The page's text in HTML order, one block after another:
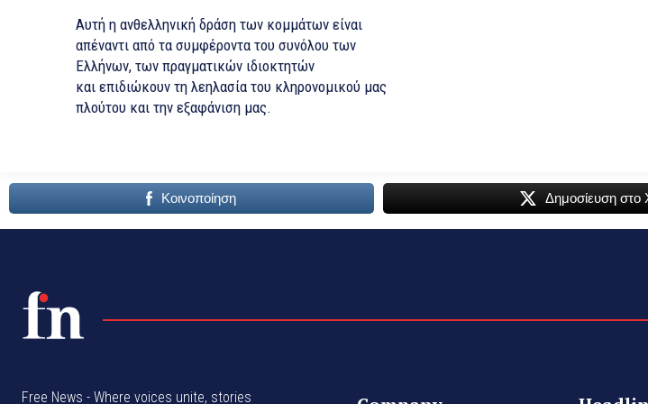
Αυτή η ανθελληνική δράση των κομμάτων είναι
απέναντι από τα συμφέροντα του συνόλου των
Ελλήνων, των πραγματικών ιδιοκτητών
και επιδιώκουν τη λεηλασία του κληρονομικού μας
πλούτου και την εξαφάνιση μας.
Κοινοποίηση Δημοσίευση στο
Free News - Where voices unite, stories